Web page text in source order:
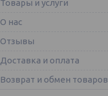
Товары и услуги
О нас
Отзывы
Доставка и оплата
Возврат и обмен товаров